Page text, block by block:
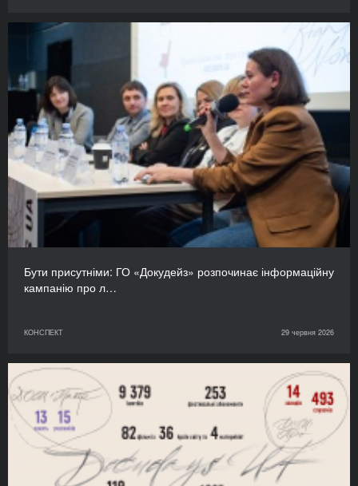
Бути присутніми: ГО «Докудейз» розпочинає інформаційну
кампанію про л…
КОНСПЕКТ 29 червня 2026